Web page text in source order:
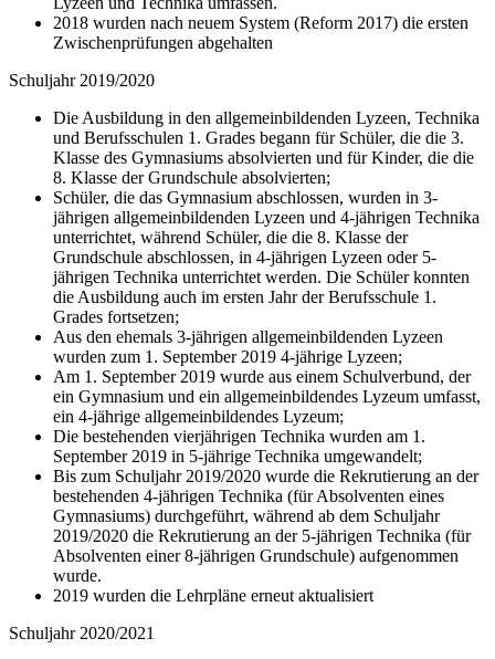
2018 wurden nach neuem System (Reform 2017) die ersten
Zwischenprüfungen abgehalten
Schuljahr 2019/2020
Die Ausbildung in den allgemeinbildenden Lyzeen, Technika
und Berufsschulen 1. Grades begann für Schüler, die die 3.
Klasse des Gymnasiums absolvierten und für Kinder, die die
8. Klasse der Grundschule absolvierten;
Schüler, die das Gymnasium abschlossen, wurden in 3-
jährigen allgemeinbildenden Lyzeen und 4-jährigen Technika
unterrichtet, während Schüler, die die 8. Klasse der
Grundschule abschlossen, in 4-jährigen Lyzeen oder 5-
jährigen Technika unterrichtet werden. Die Schüler konnten
die Ausbildung auch im ersten Jahr der Berufsschule 1.
Grades fortsetzen;
Aus den ehemals 3-jährigen allgemeinbildenden Lyzeen
wurden zum 1. September 2019 4-jährige Lyzeen;
Am 1. September 2019 wurde aus einem Schulverbund, der
ein Gymnasium und ein allgemeinbildendes Lyzeum umfasst,
ein 4-jährige allgemeinbildendes Lyzeum;
Die bestehenden vierjährigen Technika wurden am 1.
September 2019 in 5-jährige Technika umgewandelt;
Bis zum Schuljahr 2019/2020 wurde die Rekrutierung an der
bestehenden 4-jährigen Technika (für Absolventen eines
Gymnasiums) durchgeführt, während ab dem Schuljahr
2019/2020 die Rekrutierung an der 5-jährigen Technika (für
Absolventen einer 8-jährigen Grundschule) aufgenommen
wurde.
2019 wurden die Lehrpläne erneut aktualisiert
Schuljahr 2020/2021